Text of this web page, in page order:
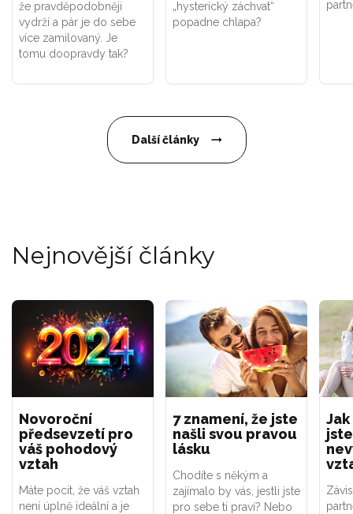
že pravděpodobněji
vydrží a pár je do sebe
více zamilovaný. Je
tomu doopravdy tak?
„hysterický záchvat“
popadne chlapa?
Další články
Nejnovější články
Novoroční
předsevzetí pro
váš pohodový
vztah
Máte pocit, že váš vztah
není úplně ideální a je
7 znamení, že jste
našli svou pravou
lásku
Chodíte s někým a
zajímalo by vás, jestli jste
pro sebe ti praví? Nebo